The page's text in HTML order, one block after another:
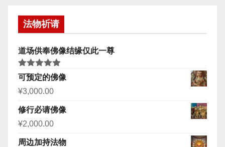
法物祈请
道场供奉佛像结缘仅此一尊
评分5.00
&sol; 5
可预定的佛像
¥3,000.00
修行必请佛像
¥2,000.00
周边加持法物